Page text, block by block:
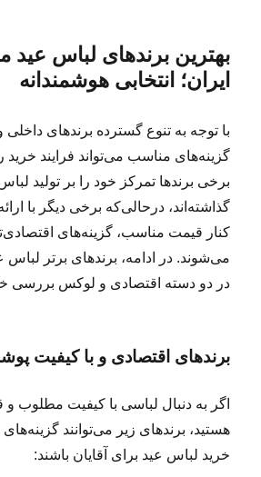
بهترین برندهای لباس عید
ایران؛ انتخابی هوشمندانه
با توجه به تنوع گسترده برندهای
گزینه‌های مناسب می‌تواند فرایند خرید
برخی برندها تمرکز خود را بر تولید
گذاشته‌اند، درحالی‌که برخی دیگر با
کنار قیمت مناسب، گزینه‌های
می‌شوند. در ادامه، برندهای برتر لباس
در دو دسته اقتصادی و لوکس بررسی
برندهای اقتصادی و با کیفیت
اگر به دنبال لباسی با کیفیت مطلوب
هستید، برندهای زیر می‌توانند
خرید لباس عید برای آقایان باشند: